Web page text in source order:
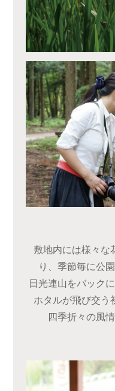
敷地内には様々な
り、季節毎に公
日光連山をバック
ホタルが飛び交う
四季折々の風